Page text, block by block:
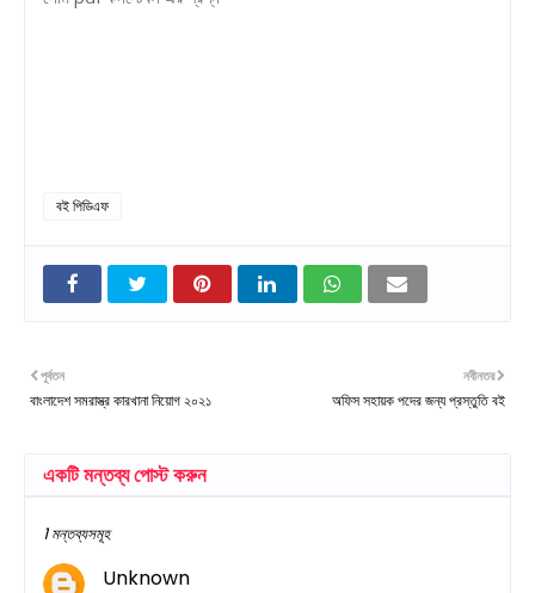
বই পিডিএফ
নবীনতর
অফিস সহায়ক পদের জন্য প্রস্তুতি বই
পূর্বতন
বাংলাদেশ সমরাস্ত্র কারখানা নিয়োগ ২০২১
একটি মন্তব্য পোস্ট করুন
1 মন্তব্যসমূহ
Unknown